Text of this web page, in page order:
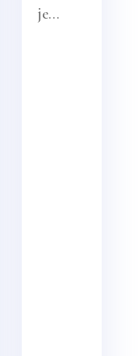
је...